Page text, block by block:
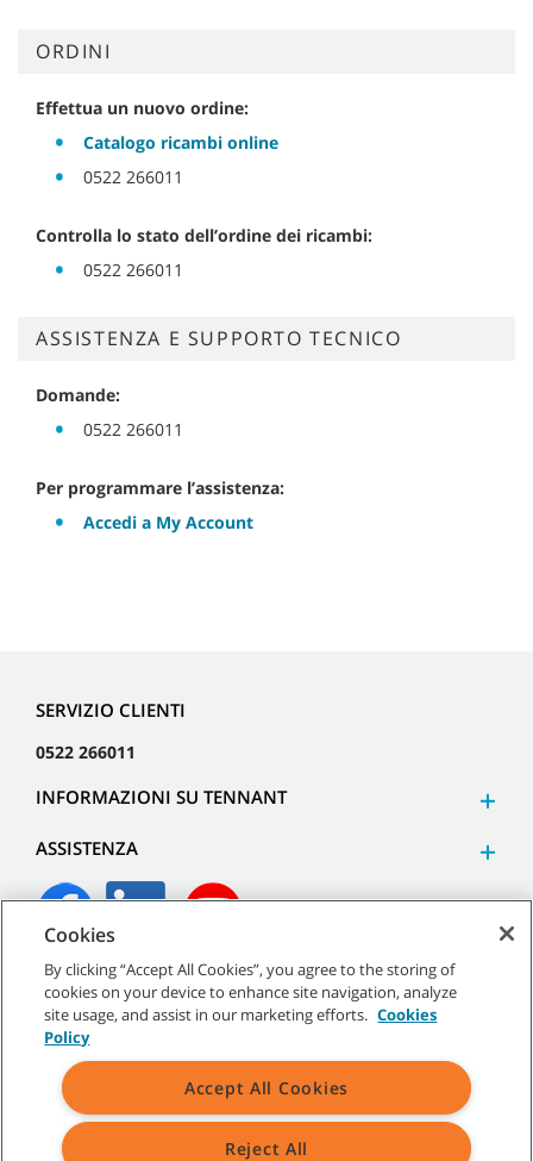
ORDINI
Effettua un nuovo ordine:
Catalogo ricambi online
0522 266011
Controlla lo stato dell’ordine dei ricambi:
0522 266011
ASSISTENZA E SUPPORTO TECNICO
Domande:
0522 266011
Per programmare l’assistenza:
Accedi a My Account
SERVIZIO CLIENTI
0522 266011
INFORMAZIONI SU TENNANT
ASSISTENZA
2026 Tennant Company. Tutti i diritti riservati.
Mappa del sito Termini generali |Termini di utilizzo
Termini
di vendita
Cookies
By clicking “Accept All Cookies”, you agree to the storing of
cookies on your device to enhance site navigation, analyze
site usage, and assist in our marketing efforts. Cookies
Policy
Accept All Cookies
Reject All